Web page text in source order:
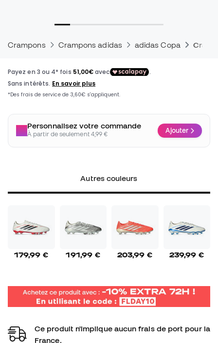
Crampons Crampons adidas adidas Copa
Personnalisez votre commande
À partir de seulement 4,99 € Ajouter
Autres couleurs
179,99 € 191,99 € 203,99 € 239,99 €
Ce produit n'implique aucun frais de port pour la
France.